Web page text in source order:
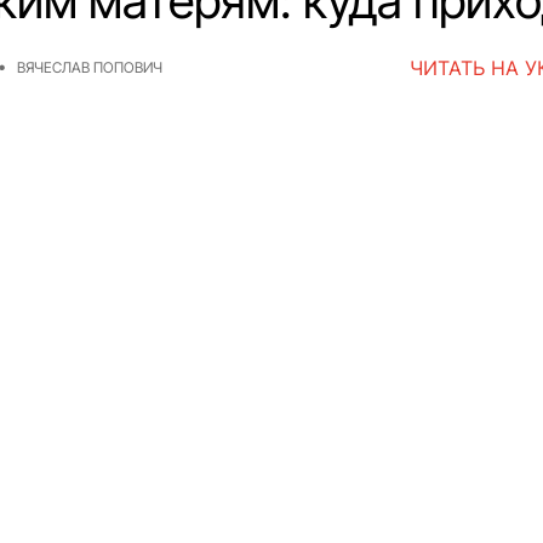
ВЯЧЕСЛАВ ПОПОВИЧ ЧИТАТЬ НА